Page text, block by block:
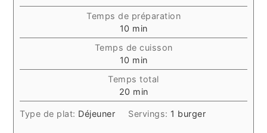
Temps de préparation
10 minutes
min
Temps de cuisson
10 minutes
min
Temps total
20 minutes
min
Type de plat: Déjeuner Servings: 1 burger